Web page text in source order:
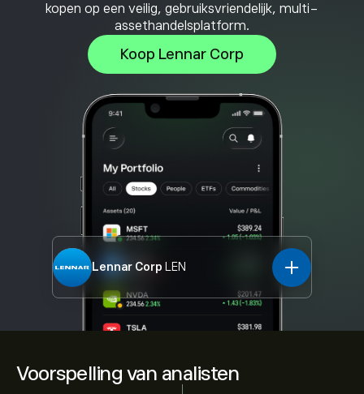
Voorspelling van analisten
kopen op een veilig, gebruiksvriendelijk, multi-
assethandelsplatform.
Koop Lennar Corp
Lennar Corp LEN